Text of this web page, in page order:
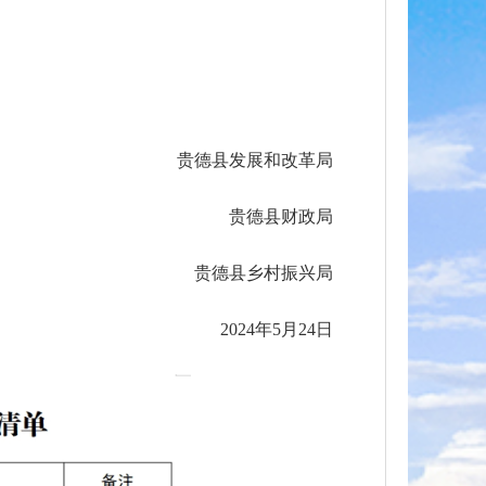
贵德县发展和改革局
贵德县财政局
贵德县乡村振兴局
2024年5月24日